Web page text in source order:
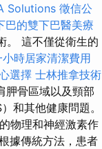
Solutions 徵信公
巴的雙下巴醫美療
。 這不僅從衛生的
小時居家清潔費用
選擇 士林推拿技術
骨區域以及頸部
和其他健康問題。
物理和神經激素作
據傳統方法，患者